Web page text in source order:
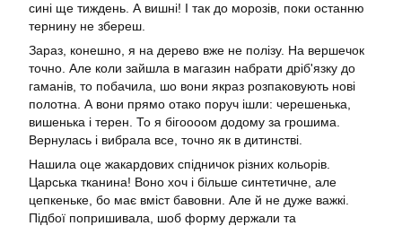
сині ще тиждень. А вишні! І так до морозів, поки останню
тернину не збереш.
Зараз, конешно, я на дерево вже не полізу. На вершечок
точно. Але коли зайшла в магазин набрати дріб'язку до
гаманів, то побачила, шо вони якраз розпаковують нові
полотна. А вони прямо отако поруч ішли: черешенька,
вишенька і терен. То я бігоооом додому за грошима.
Вернулась і вибрала все, точно як в дитинстві.
Нашила оце жакардових спідничок різних кольорів.
Царська тканина! Воно хоч і більше синтетичне, але
цепкеньке, бо має вміст бавовни. Але й не дуже важкі.
Підбої попришивала, шоб форму держали та